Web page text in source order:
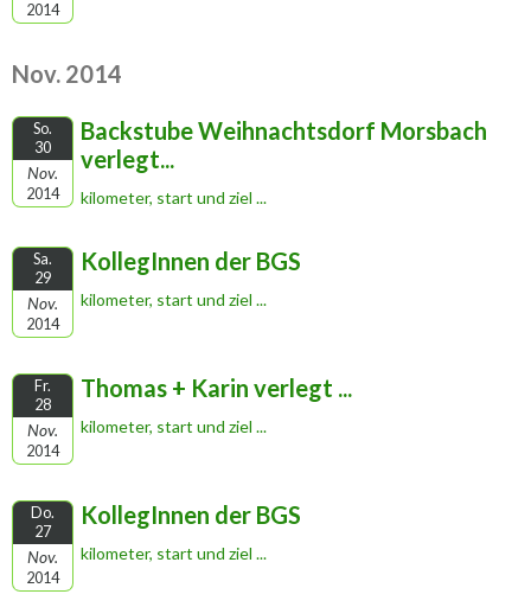
2014
Nov. 2014
So.
30
Nov.
2014
Backstube Weihnachtsdorf Morsbach
verlegt...
kilometer, start und ziel ...
Sa.
29
Nov.
2014
KollegInnen der BGS
kilometer, start und ziel ...
Fr.
28
Nov.
2014
Thomas + Karin verlegt ...
kilometer, start und ziel ...
Do.
27
Nov.
2014
KollegInnen der BGS
kilometer, start und ziel ...